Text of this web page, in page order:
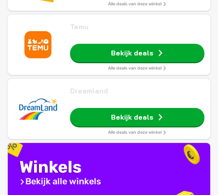
Alle deals van deze winkel
Temu
Bekijk deals
Alle deals van deze winkel
Dreamland
Bekijk deals
Alle deals van deze winkel
Winkels
Bekijk alle winkels